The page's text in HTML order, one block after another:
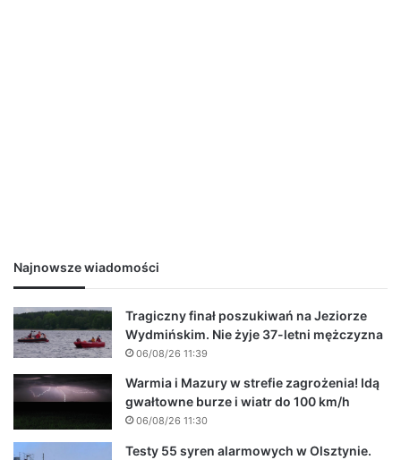
Najnowsze wiadomości
Tragiczny finał poszukiwań na Jeziorze
Wydmińskim. Nie żyje 37-letni mężczyzna
06/08/26 11:39
Warmia i Mazury w strefie zagrożenia! Idą
gwałtowne burze i wiatr do 100 km/h
06/08/26 11:30
Testy 55 syren alarmowych w Olsztynie.